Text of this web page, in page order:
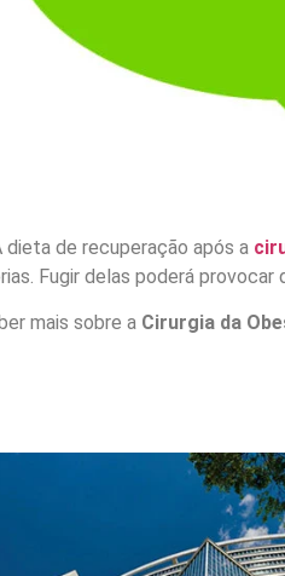
dieta de recuperação após a
Fugir delas poderá
mais sobre a Cirurgia da